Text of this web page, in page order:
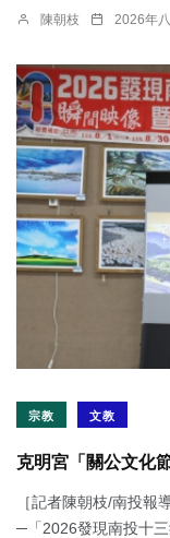
陳朝枝 2026年
宗教 文教
克明宮「關公文化
［記者陳朝枝/南投報
─「2026發現南投十